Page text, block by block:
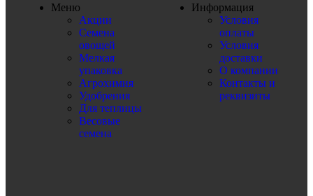
Меню
Акции
Семена
овощей
Мелкая
упаковка
Агрохимия
Удобрения
Для теплицы
Весовые
семена
Информация
Условия
оплаты
Условия
доставки
О компании
Контакты и
реквизиты